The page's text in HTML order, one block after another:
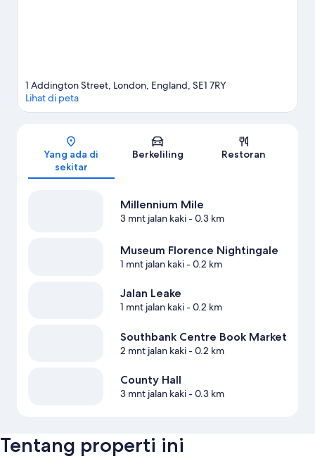
Peta
1 Addington Street, London, England, SE1 7RY
Lihat di peta
Yang ada di
sekitar
Berkeliling Restoran
Millennium Mile
3 mnt jalan kaki- 0.3 km
Museum Florence Nightingale
1 mnt jalan kaki- 0.2 km
Jalan Leake
1 mnt jalan kaki- 0.2 km
Southbank Centre Book Market
2 mnt jalan kaki- 0.2 km
County Hall
3 mnt jalan kaki- 0.3 km
Tentang properti ini